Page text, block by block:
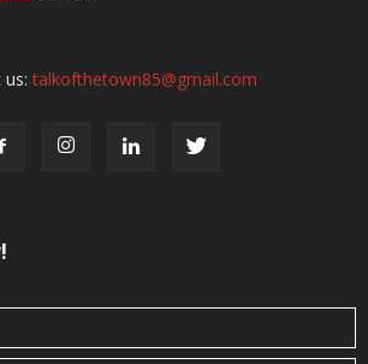
us:talkofthetown85@gmail.com